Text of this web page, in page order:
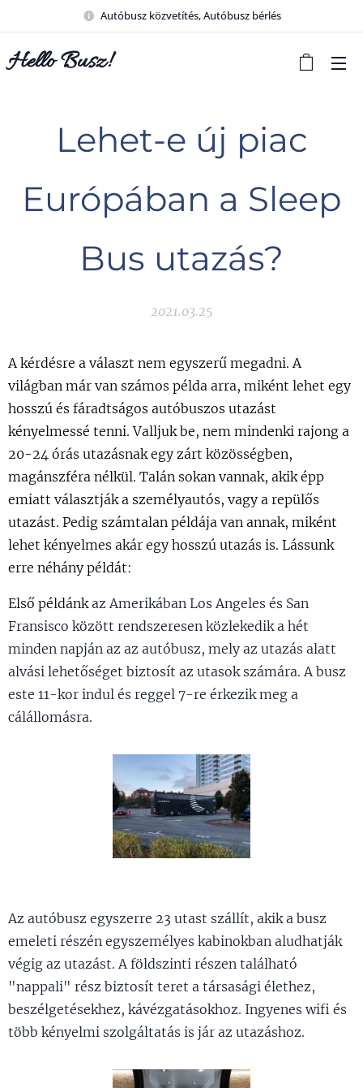
Autóbusz közvetítés, Autóbusz bérlés
Hello Busz!
Lehet-e új piac
Európában a Sleep
Bus utazás?
2021.03.25
A kérdésre a választ nem egyszerű megadni. A
világban már van számos példa arra, miként lehet egy
hosszú és fáradtságos autóbuszos utazást
kényelmessé tenni. Valljuk be, nem mindenki rajong a
20-24 órás utazásnak egy zárt közösségben,
magánszféra nélkül. Talán sokan vannak, akik épp
emiatt választják a személyautós, vagy a repülős
utazást. Pedig számtalan példája van annak, miként
lehet kényelmes akár egy hosszú utazás is. Lássunk
erre néhány példát:
Első példánkaz Amerikában Los Angeles és San
Fransisco között rendszeresen közlekedik a hét
minden napján az az autóbusz, mely az utazás alatt
alvási lehetőséget biztosít az utasok számára. A busz
este 11-kor indul és reggel 7-re érkezik meg a
cálállomásra.
Az autóbusz egyszerre 23 utast szállít, akik a busz
emeleti részén egyszemélyes kabinokban aludhatják
végig az utazást. A földszinti részen található
"nappali" rész biztosít teret a társasági élethez,
beszélgetésekhez, kávézgatásokhoz. Ingyenes wifi és
több kényelmi szolgáltatás is jár az utazáshoz.